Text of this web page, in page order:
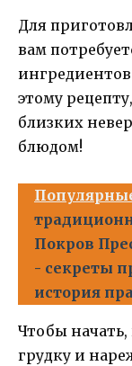
Для
вам
этому
близких
блюдом!
Покров
- секреты
история
Чтобы
грудку и